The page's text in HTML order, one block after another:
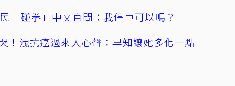
「碰拳」中文直問：我停車可以嗎？
！洩抗癌過來人心聲：早知讓她多化一點